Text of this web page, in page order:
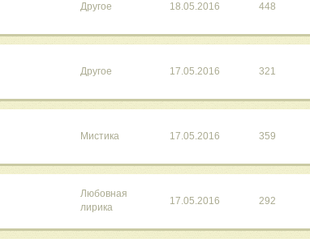
Другое 18.05.2016 448
Другое 17.05.2016 321
Мистика 17.05.2016 359
Любовная
лирика
17.05.2016 292